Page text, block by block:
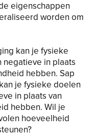
eigenschappen
worden om
kan je fysieke
in plaats
hebben. Sap
je fysieke doelen
in plaats van
hebben. Wil je
hoeveelheid